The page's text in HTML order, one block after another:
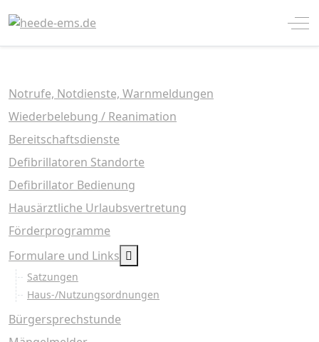
Notrufe, Notdienste, Warnmeldungen
Wiederbelebung / Reanimation
Bereitschaftsdienste
Defibrillatoren Standorte
Defibrillator Bedienung
Hausärztliche Urlaubsvertretung
Förderprogramme
Formulare und Links
Satzungen
Haus-/Nutzungsordnungen
Bürgersprechstunde